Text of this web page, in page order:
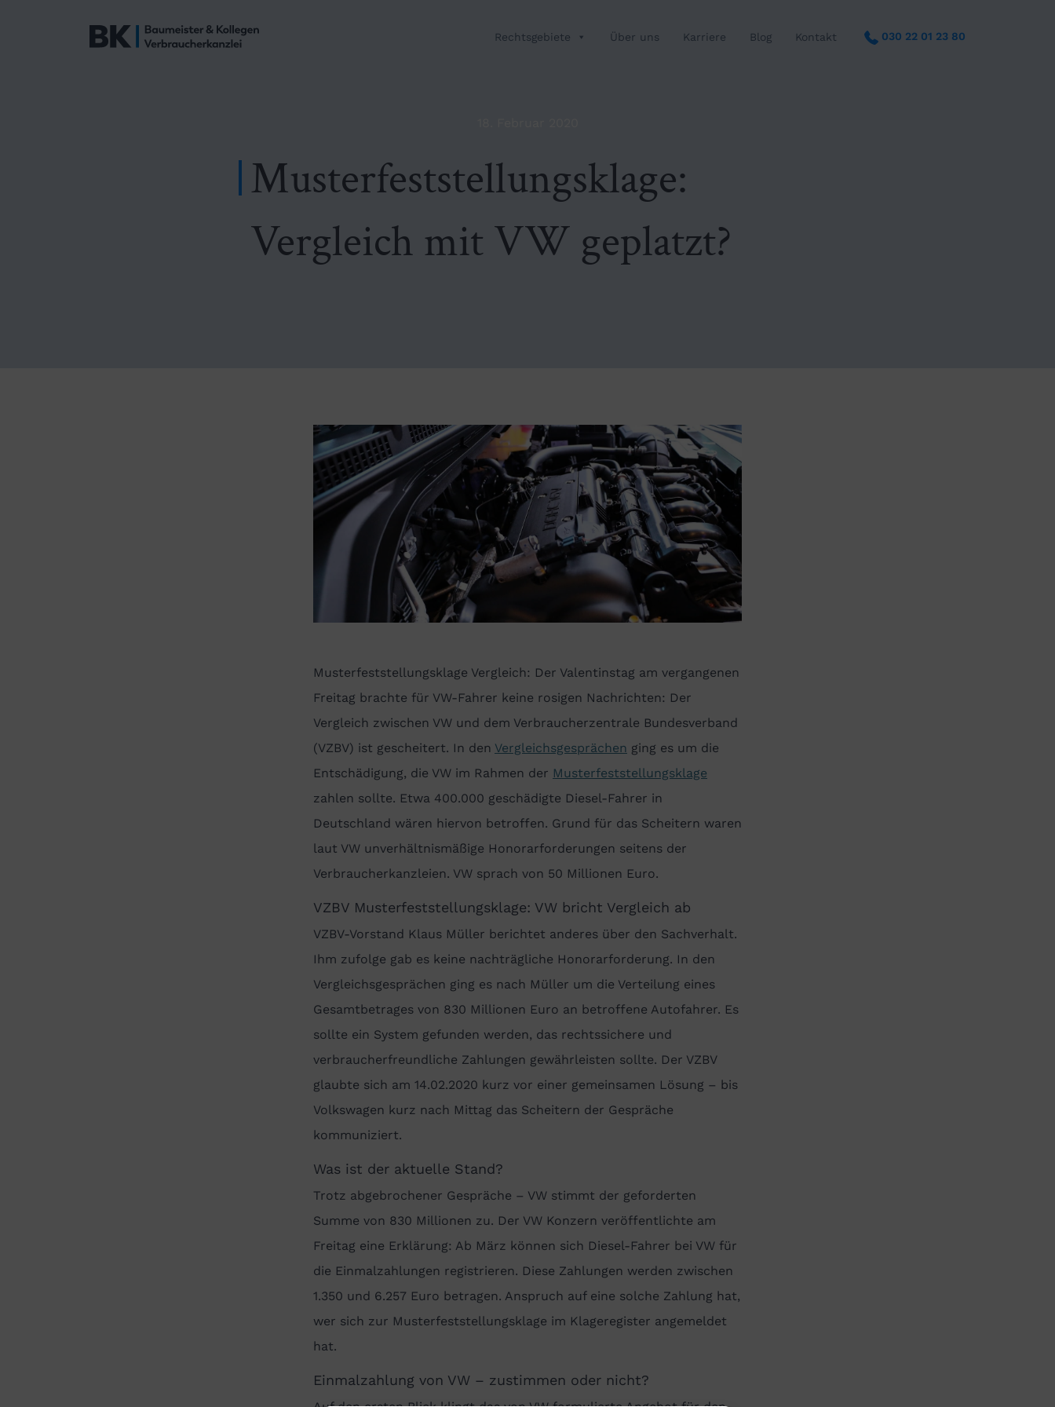
Rechtsgebiete Über uns Karriere Blog Kontakt 030 22 01 23 80
Musterfeststellungs­klage:
Vergleich mit VW geplatzt?
Musterfeststellungsklage Vergleich: Der Valentinstag am vergangenen
Freitag brachte für VW-Fahrer keine rosigen Nachrichten: Der
Vergleich zwischen VW und dem Verbraucherzentrale Bundesverband
(VZBV) ist gescheitert. In den Vergleichsgesprächen ging es um die
Entschädigung, die VW im Rahmen der Musterfeststellungsklage
zahlen sollte. Etwa 400.000 geschädigte Diesel-Fahrer in
Deutschland wären hiervon betroffen. Grund für das Scheitern waren
laut VW unverhältnismäßige Honorarforderungen seitens der
Verbraucherkanzleien. VW sprach von 50 Millionen Euro.
VZBV Musterfeststellungsklage: VW bricht Vergleich ab
VZBV-Vorstand Klaus Müller berichtet anderes über den Sachverhalt.
Ihm zufolge gab es keine nachträgliche Honorarforderung. In den
Vergleichsgesprächen ging es nach Müller um die Verteilung eines
Gesamtbetrages von 830 Millionen Euro an betroffene Autofahrer. Es
sollte ein System gefunden werden, das rechtssichere und
verbraucherfreundliche Zahlungen gewährleisten sollte. Der VZBV
glaubte sich am 14.02.2020 kurz vor einer gemeinsamen Lösung – bis
Volkswagen kurz nach Mittag das Scheitern der Gespräche
kommuniziert.
Was ist der aktuelle Stand?
Trotz abgebrochener Gespräche – VW stimmt der geforderten
Summe von 830 Millionen zu. Der VW Konzern veröffentlichte am
Freitag eine Erklärung: Ab März können sich Diesel-Fahrer bei VW für
die Einmalzahlungen registrieren. Diese Zahlungen werden zwischen
1.350 und 6.257 Euro betragen. Anspruch auf eine solche Zahlung hat,
wer sich zur Musterfeststellungsklage im Klageregister angemeldet
hat.
Einmalzahlung von VW – zustimmen oder nicht?